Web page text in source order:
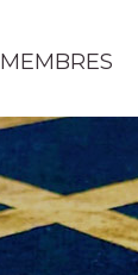
MEMBRES